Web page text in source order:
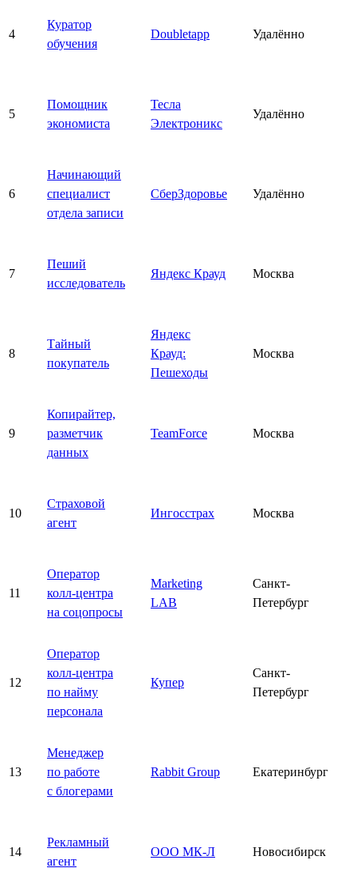
4
Куратор
обучения
Doubletapp Удалённо
5
Помощник
экономиста
Тесла
Электроникс
Удалённо
6
Начинающий
специалист
отдела записи
СберЗдоровье Удалённо
7
Пеший
исследователь
Яндекс Крауд Москва
8
Тайный
покупатель
Яндекс
Крауд:
Пешеходы
Москва
9
Копирайтер,
разметчик
данных
TeamForce Москва
10
Страховой
агент
Ингосстрах Москва
11
Оператор
колл-центра
на соцопросы
Marketing
LAB
Санкт-
Петербург
12
Оператор
колл-центра
по найму
персонала
Купер
Санкт-
Петербург
13
Менеджер
по работе
с блогерами
Rabbit Group Екатеринбург
14
Рекламный
агент
ООО МК-Л Новосибирск